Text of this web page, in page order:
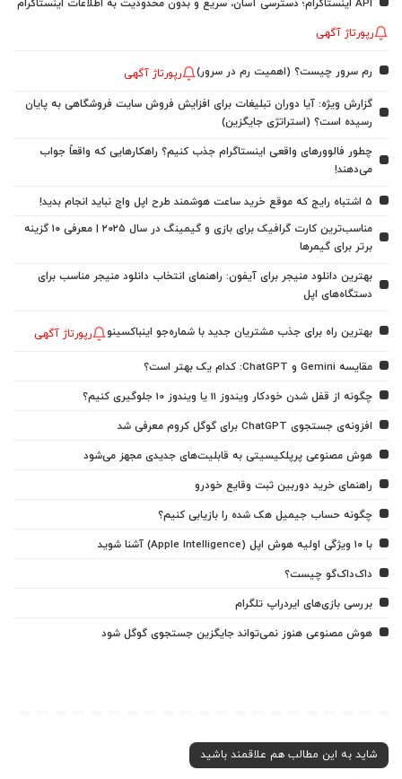
API اینستاگرام؛ دسترسی آسان، سریع و بدون محدودیت به اطلاعات اینستاگرام
رپورتاژ آگهی
رم سرور چیست؟ (اهمیت رم در سرور) رپورتاژ آگهی
گزارش ویژه: آیا دوران تبلیغات برای افزایش فروش سایت فروشگاهی به پایان
رسیده است؟ (استراتژی جایگزین)
چطور فالوورهای واقعی اینستاگرام جذب کنیم؟ راهکارهایی که واقعاً جواب
می‌دهند!
5 اشتباه رایج که موقع خرید ساعت هوشمند طرح اپل واچ نباید انجام بدید!
مناسب‌ترین کارت گرافیک برای بازی و گیمینگ در سال ۲۰۲۵ | معرفی ۱۰ گزینه
برتر برای گیمرها
بهترین دانلود منیجر برای آیفون: راهنمای انتخاب دانلود منیجر مناسب برای
دستگاه‌های اپل
بهترین راه برای جذب مشتریان جدید با شماره‌جو اینباکسینو رپورتاژ آگهی
مقایسه Gemini و ChatGPT: کدام یک بهتر است؟
چگونه از قفل شدن خودکار ویندوز 11 یا ویندوز 10 جلوگیری کنیم؟
افزونه‌ی جستجوی ChatGPT برای گوگل کروم معرفی شد
هوش مصنوعی پرپلکیسیتی به قابلیت‌های جدیدی مجهز می‌شود
راهنمای خرید دوربین ثبت وقایع خودرو
چگونه حساب جیمیل هک شده را بازیابی کنیم؟
با ۱۰ ویژگی اولیه هوش اپل (Apple Intelligence) آشنا شوید
داک‌داک‌گو چیست؟
بررسی بازی‌های ایردراپ تلگرام
هوش مصنوعی هنوز نمی‌تواند جایگزین جستجوی گوگل شود
شاید به این مطالب هم علاقمند باشید